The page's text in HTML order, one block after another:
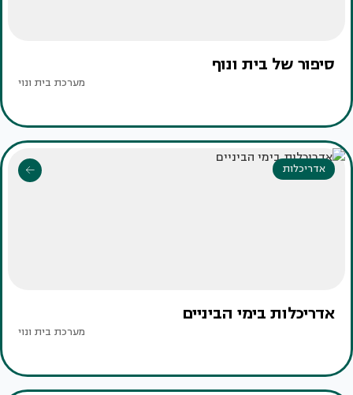
סיפור של בית ונוף
מערכת בית ונוי
אדריכלות
אדריכלות בימי הביניים
מערכת בית ונוי